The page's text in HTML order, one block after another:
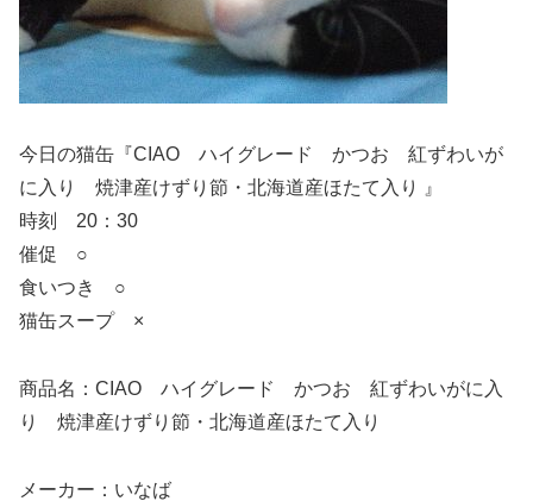
今日の猫缶『CIAO ハイグレード かつお 紅ずわいが
に入り 焼津産けずり節・北海道産ほたて入り 』
時刻 20：30
催促 ○
食いつき ○
猫缶スープ ×
商品名：CIAO ハイグレード かつお 紅ずわいがに入
り 焼津産けずり節・北海道産ほたて入り
メーカー：いなば